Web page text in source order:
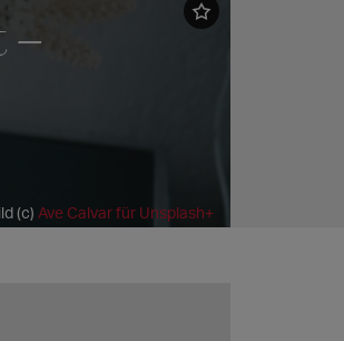
–
(c) Ave Calvar für Unsplash+